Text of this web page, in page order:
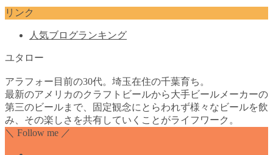
リンク
人気ブログランキング
ユタロー
アラフォー目前の30代。埼玉在住の千葉育ち。
最新のアメリカのクラフトビールから大手ビールメーカーの
第三のビールまで、固定観念にとらわれず様々なビールを飲
み、その楽しさを共有していくことがライフワーク。
＼ Follow me ／